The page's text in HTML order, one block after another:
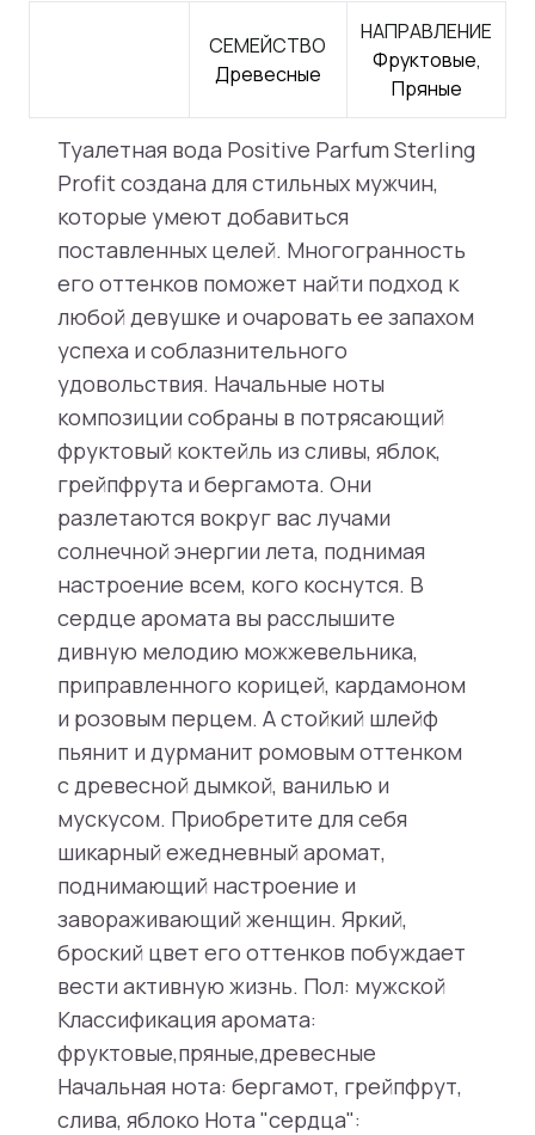
СЕМЕЙСТВО
Древесные
НАПРАВЛЕНИЕ
Фруктовые,
Пряные
Туалетная вода Positive Parfum Sterling
Profit создана для стильных мужчин,
которые умеют добавиться
поставленных целей. Многогранность
его оттенков поможет найти подход к
любой девушке и очаровать ее запахом
успеха и соблазнительного
удовольствия. Начальные ноты
композиции собраны в потрясающий
фруктовый коктейль из сливы, яблок,
грейпфрута и бергамота. Они
разлетаются вокруг вас лучами
солнечной энергии лета, поднимая
настроение всем, кого коснутся. В
сердце аромата вы расслышите
дивную мелодию можжевельника,
приправленного корицей, кардамоном
и розовым перцем. А стойкий шлейф
пьянит и дурманит ромовым оттенком
с древесной дымкой, ванилью и
мускусом. Приобретите для себя
шикарный ежедневный аромат,
поднимающий настроение и
завораживающий женщин. Яркий,
броский цвет его оттенков побуждает
вести активную жизнь. Пол: мужской
Классификация аромата:
фруктовые,пряные,древесные
Начальная нота: бергамот, грейпфрут,
слива, яблоко Нота "сердца":